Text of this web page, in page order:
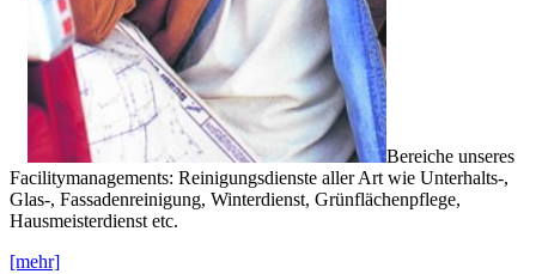
Bereiche unseres
Facilitymanagements: Reinigungsdienste aller Art wie Unterhalts-,
Glas-, Fassadenreinigung, Winterdienst, Grünflächenpflege,
Hausmeisterdienst etc.
[mehr]